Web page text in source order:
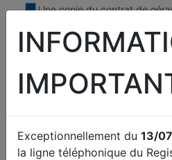
Une copie du contrat de
S’il s’agit d’un apport de fonds de
timbré et enregistré
surveillance personnes
Exceptionnellement du 13/
la ligne téléphonique du